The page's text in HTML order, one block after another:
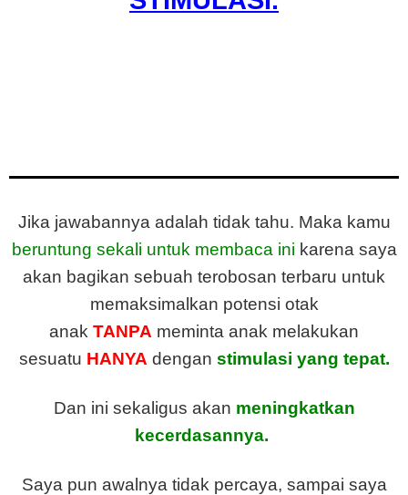
Jika jawabannya adalah tidak tahu. Maka kamu
beruntung sekali untuk membaca ini karena saya
akan bagikan sebuah terobosan terbaru untuk
memaksimalkan potensi otak
anak TANPA meminta anak melakukan
sesuatu HANYA dengan stimulasi yang tepat.
Dan ini sekaligus akan meningkatkan
kecerdasannya.
Saya pun awalnya tidak percaya, sampai saya